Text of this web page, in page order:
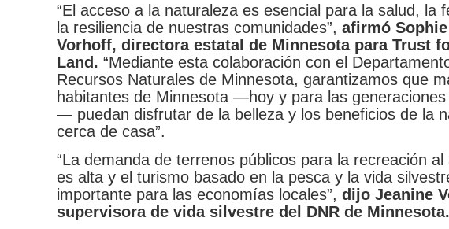
“El acceso a la naturaleza es esencial para la salud, la
la resiliencia de nuestras comunidades”, afirmó
Vorhoff, directora estatal de Minnesota para Trust
Land. “Mediante esta colaboración con el
Recursos Naturales de Minnesota, garantizamos que
habitantes de Minnesota —hoy y para las
— puedan disfrutar de la belleza y los beneficios de la
cerca de casa”.
“La demanda de terrenos públicos para la recreación al
es alta y el turismo basado en la pesca y la vida
importante para las economías locales”, dijo Jeanine
supervisora ​​de vida silvestre del DNR de Minnesota.